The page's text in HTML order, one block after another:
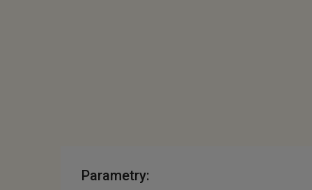
Parametry: